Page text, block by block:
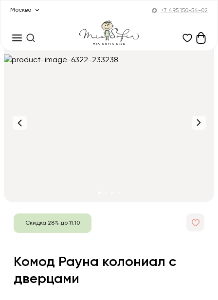
Москва +7 495 150-54-02
Скидка 28% до 11.10
Комод Рауна колониал с
дверцами